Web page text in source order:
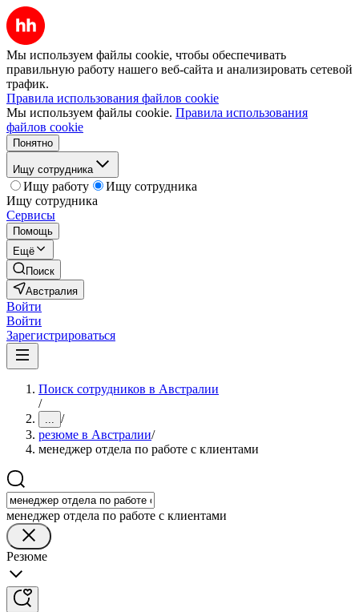
Мы используем файлы cookie, чтобы обеспечивать
правильную работу нашего веб-сайта и анализировать сетевой
трафик.
Правила использования файлов cookie
Мы используем файлы cookie. Правила использования
файлов cookie
Понятно
Ищу сотрудника
Ищу работу
Ищу сотрудника
Ищу сотрудника
Сервисы
Помощь
Ещё
Поиск
Австралия
Войти
Войти
Зарегистрироваться
Поиск сотрудников в Австралии
/
... /
резюме в Австралии/
менеджер отдела по работе с клиентами
менеджер отдела по работе с клиентами
Резюме